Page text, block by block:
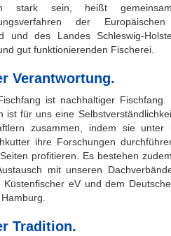
stark sein, heißt
der
und des Landes Schleswig-
gut funktionierenden Fischerei.
Verantwortung.
ist nachhaltiger
ist für uns eine
zusammen, indem sie unter
ihre Forschungen
profitieren. Es bestehen
mit unseren
Küstenfischer eV und dem
Tradition.